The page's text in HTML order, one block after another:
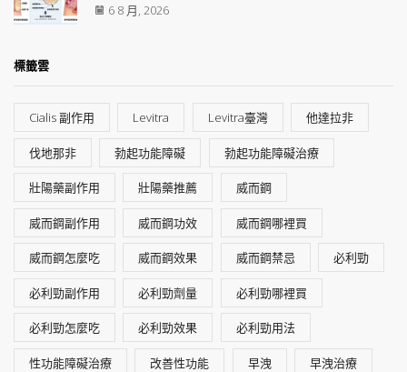
6 8 月, 2026
標籤雲
Cialis 副作用 Levitra Levitra臺灣 他達拉非
伐地那非 勃起功能障礙 勃起功能障礙治療
壯陽藥副作用 壯陽藥推薦 威而鋼
威而鋼副作用 威而鋼功效 威而鋼哪裡買
威而鋼怎麼吃 威而鋼效果 威而鋼禁忌 必利勁
必利勁副作用 必利勁劑量 必利勁哪裡買
必利勁怎麼吃 必利勁效果 必利勁用法
性功能障礙治療 改善性功能 早洩 早洩治療